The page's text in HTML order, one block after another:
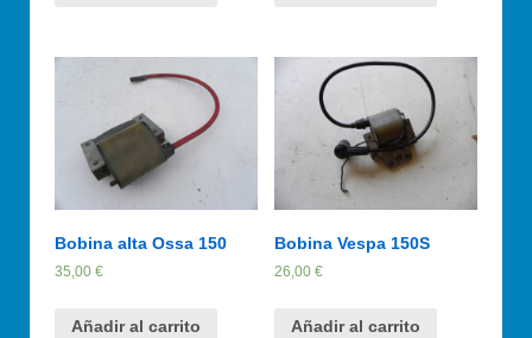
Bobina alta Ossa 150
35,00 €
Añadir al carrito
Bobina Vespa 150S
26,00€
Añadir al carrito